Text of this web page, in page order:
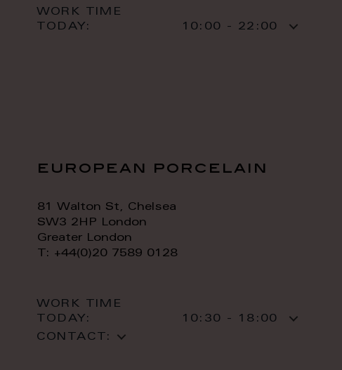
WORK TIME
TODAY:
10:00 - 22:00
european porcelain
81 Walton St, Chelsea
SW3 2HP London
Greater London
T: +44(0)20 7589 0128
WORK TIME
TODAY:
10:30 - 18:00
CONTACT: